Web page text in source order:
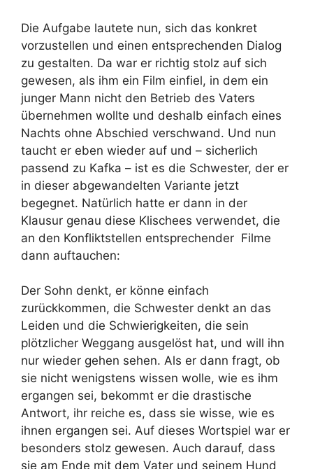
Die Aufgabe lautete nun, sich das konkret
vorzustellen und einen entsprechenden Dialog
zu gestalten. Da war er richtig stolz auf sich
gewesen, als ihm ein Film einfiel, in dem ein
junger Mann nicht den Betrieb des Vaters
übernehmen wollte und deshalb einfach eines
Nachts ohne Abschied verschwand. Und nun
taucht er eben wieder auf und – sicherlich
passend zu Kafka – ist es die Schwester, der er
in dieser abgewandelten Variante jetzt
begegnet. Natürlich hatte er dann in der
Klausur genau diese Klischees verwendet, die
an den Konfliktstellen entsprechender Filme
dann auftauchen:
Der Sohn denkt, er könne einfach
zurückkommen, die Schwester denkt an das
Leiden und die Schwierigkeiten, die sein
plötzlicher Weggang ausgelöst hat, und will ihn
nur wieder gehen sehen. Als er dann fragt, ob
sie nicht wenigstens wissen wolle, wie es ihm
ergangen sei, bekommt er die drastische
Antwort, ihr reiche es, dass sie wisse, wie es
ihnen ergangen sei. Auf dieses Wortspiel war er
besonders stolz gewesen. Auch darauf, dass
sie am Ende mit dem Vater und seinem Hund